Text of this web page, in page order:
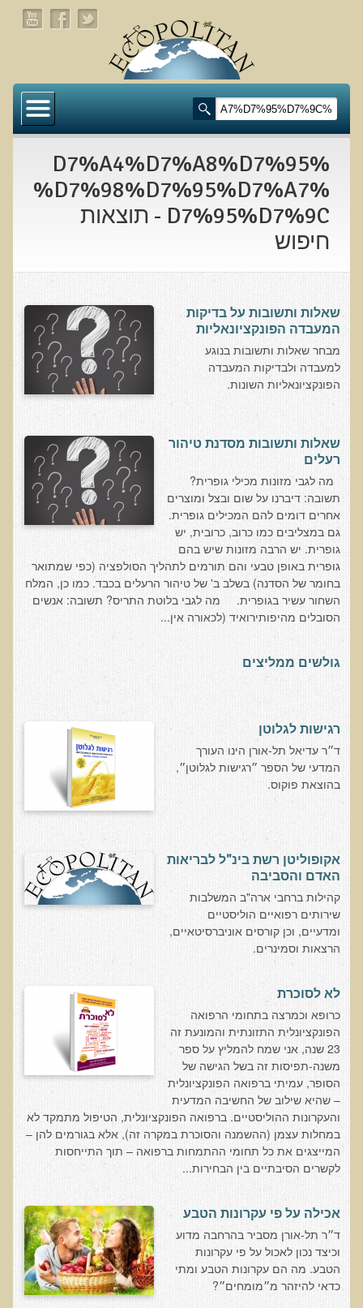
דף הבית
תעלומת שומן הדולפינים: מה גילינו כששתי קבוצות
בדיקת חוסרים ומתכות כבדות Socheck
הרצאה ב 28/11/25 טיפים מפתיעים ופשוטים לבריאות
איתנה ואריכות-ימים
מהי רפואה פונקציונאלית טבעית?
שאלונים רפואיים פונקציונאליים
היסטוריה כרונולוגית
שאלון DASS
שאלון Identi-T Stress Assesment
שאלון נוירוביהוויוראלי
שאלון מערכת התריס
שאלון אלרגיות למזון
בדיקת טמפרטורה
שאלון אוטואימוני
שאלון קנדידה
פרוטוקולים רפואיים
בדיקות מעבדה פונקציונאליות
בדיקת סריקה - חומצות אורגניות בשתן
בדיקת צואה לאיתור מתכות כבדות
בדיקה מקיפה לתפקוד מערכת העיכול
בדיקות לרגישויות לחלבונים
AMAS - בדיקת דם לאיתור מוקדם של סרטן
מידע מקצועי לרופאים ומטפלים על בדיקת ה-AMAS
בדיקת AMAS - מידע למטופל
פאנל קרדיו-ווסקולרי - לבריאות מערכת כלי הדם והלב
בדיקת שיער לאיתור מחסור במינרלים
בדיקות גנטיות
בדיקות לאבחון מחסורים וסיכונים
בדיקת צואה לאיתור מוקדם של סרטן המעי הגס M2PK
בדיקת דם קליפורד לרגישויות לחומרים דנטאליים
בדיקות לקזיאו-מורפינים וגלוטיאו-מורפינים
שאלות ותשובות למעבדה
דפי מידע
%D7%A4%D7%A8%D7%95
%D7%98%D7%95%D7%A7%
D7%95%D7%9C - תוצאות
חיפוש
שאלות ותשובות על בדיקות
המעבדה הפונקציונאליות
מבחר שאלות ותשובות בנוגע
למעבדה ולבדיקות המעבדה
הפונקציונאליות השונות.
שאלות ותשובות מסדנת טיהור
רעלים
מה לגבי מזונות מכילי גופרית?
תשובה: דיברנו על שום ובצל ומוצרים
אחרים דומים להם המכילים גופרית.
גם במצליבים כמו כרוב, כרובית, יש
גופרית. יש הרבה מזונות שיש בהם
גופרית באופן טבעי והם תורמים לתהליך הסולפציה (כפי שמתואר
בחומר של הסדנה) בשלב ב' של טיהור הרעלים בכבד. כמו כן, המלח
השחור עשיר בגופרית. מה לגבי בלוטת התריס? תשובה: אנשים
הסובלים מהיפותירואיד (לכאורה אין...
גולשים ממליצים
רגישות לגלוטן
ד״ר עדיאל תל-אורן הינו העורך
המדעי של הספר ״רגישות לגלוטן״,
בהוצאת פוקוס.
אקופוליטן רשת בינ"ל לבריאות
האדם והסביבה
קהילות ברחבי ארה"ב המשלבות
שירותים רפואיים הוליסטיים
ומדעיים, וכן קורסים אוניברסיטאיים,
הרצאות וסמינרים.
לא לסוכרת
כרופא וכמרצה בתחומי הרפואה
הפונקציונלית התזונתית והמונעת זה
23 שנה, אני שמח להמליץ על ספר
משנה-תפיסות זה בשל הגישה של
הסופר, עמיתי ברפואה הפונקציונלית
– שהיא שילוב של החשיבה המדעית
והעקרונות ההוליסטיים. ברפואה הפונקציונלית, הטיפול מתמקד לא
במחלות עצמן (ההשמנה והסוכרת במקרה זה), אלא בגורמים להן –
המייצגים את כל תחומי ההתמחות ברפואה – תוך התייחסות
לקשרים הסיבתיים בין הבחירות...
אכילה על פי עקרונות הטבע
ד״ר תל-אורן מסביר בהרחבה מדוע
וכיצד נכון לאכול על פי עקרונות
הטבע. מה הם עקרונות הטבע ומתי
כדאי להיזהר מ״מומחים״?